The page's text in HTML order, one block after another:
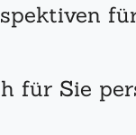
für Sie